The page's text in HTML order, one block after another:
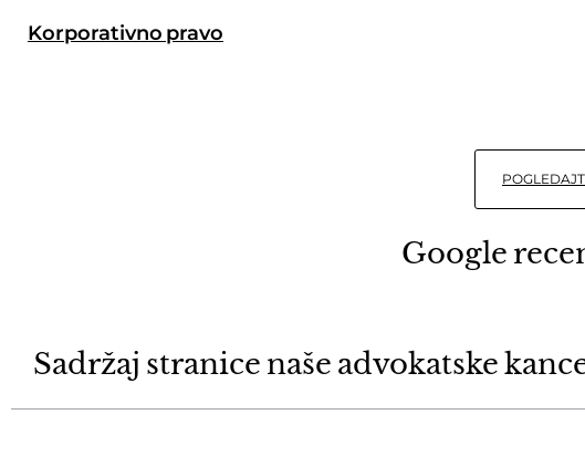
Korporativno pravo
Google
Sadržaj stranice naše advokatske